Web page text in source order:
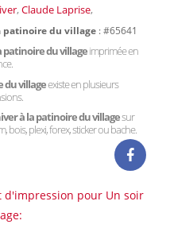
, Claude Laprise,
patinoire du village : #65641
patinoire du villageimprimée en
du villageexiste en plusieurs
à la patinoire du villagesur
bois, plexi, forex, sticker ou bache.
d'impression pour Un soir